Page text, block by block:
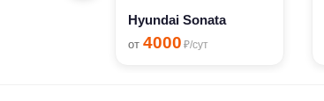
Hyundai Sonata
от 4000 ₽/сут